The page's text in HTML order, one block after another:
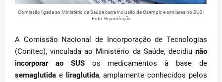
Comissão ligada ao Ministério da Saúde barra inclusão de Ozempic e similares no SUS |
Foto: Reprodução
A Comissão Nacional de Incorporação de Tecnologias
(Conitec), vinculada ao Ministério da Saúde, decidiu não
incorporar ao SUSos medicamentos à base de
semaglutida e liraglutida, amplamente conhecidos pelos